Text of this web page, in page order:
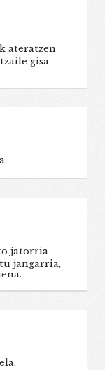
ateratzen
gisa
jatorria
jangarria,